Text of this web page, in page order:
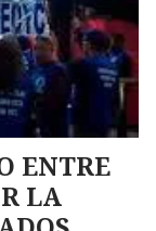
ENTRE
LA